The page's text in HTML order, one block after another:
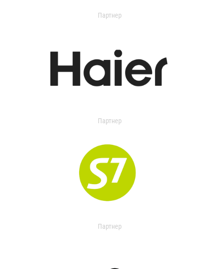
Партнер
Партнер
Партнер